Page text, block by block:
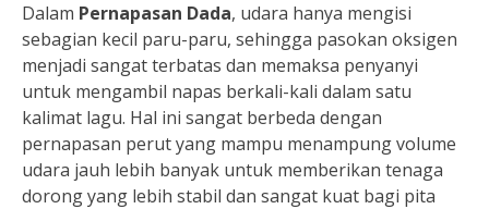
Dalam Pernapasan Dada, udara hanya mengisi
sebagian kecil paru-paru, sehingga pasokan oksigen
menjadi sangat terbatas dan memaksa penyanyi
untuk mengambil napas berkali-kali dalam satu
kalimat lagu. Hal ini sangat berbeda dengan
pernapasan perut yang mampu menampung volume
udara jauh lebih banyak untuk memberikan tenaga
dorong yang lebih stabil dan sangat kuat bagi pita